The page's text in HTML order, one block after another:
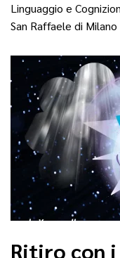
Linguaggio e
San Raffaele di
Ritiro con